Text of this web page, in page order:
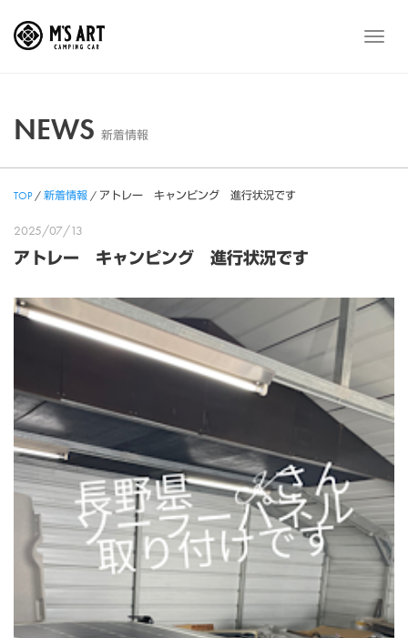
メ
NEWS 新着情報
TOP/新着情報 / アトレー キャンピング 進行状況です
2025/07/13
アトレー キャンピング 進行状況です